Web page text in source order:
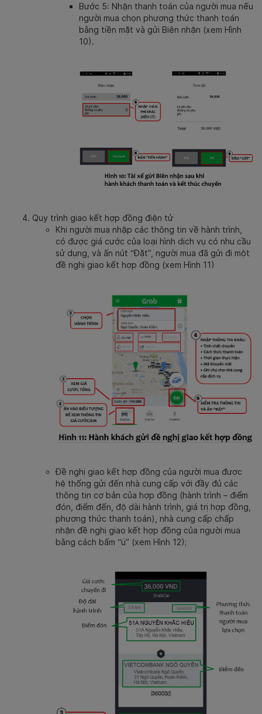
Bước 5: Nhận thanh toán của người mua nếu
người mua chọn phương thức thanh toán
bằng tiền mặt và gửi Biên nhận (xem Hình
10).
Quy trình giao kết hợp đồng điện tử
Khi người mua nhập các thông tin về hành trình,
có được giá cước của loại hình dịch vụ có nhu cầu
sử dụng, và ấn nút “Đặt”, người mua đã gửi đi một
đề nghị giao kết hợp đồng (xem Hình 11)
Đề nghị giao kết hợp đồng của người mua được
hệ thống gửi đến nhà cung cấp với đầy đủ các
thông tin cơ bản của hợp đồng (hành trình – điểm
đón, điểm đến, độ dài hành trình, giá trị hợp đồng,
phương thức thanh toán), nhà cung cấp chấp
nhận đề nghị giao kết hợp đồng của người mua
bằng cách bấm “ü” (xem Hình 12);